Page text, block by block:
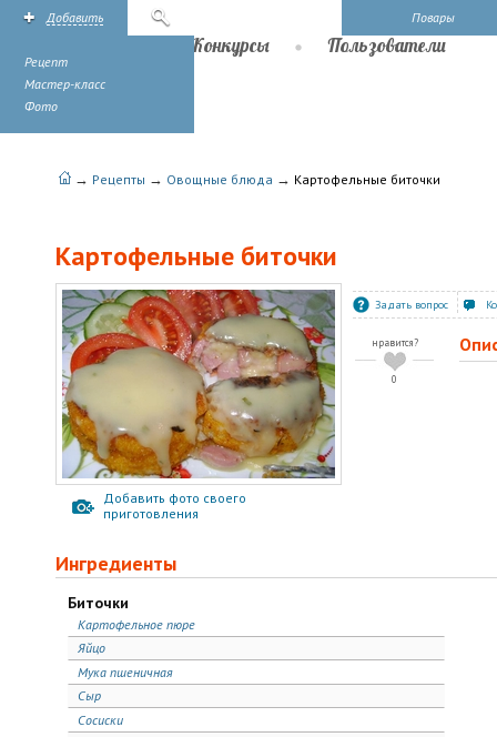
Повары
Добавить
Рецепт
Мастер-класс
Фото
Конкурсы Пользователи
→ Рецепты → Овощные блюда → Картофельные биточки
Картофельные биточки
Добавить фото своего
приготовления
Задать вопрос
нравится?
0
Ингредиенты
Биточки
Картофельное пюре
Яйцо
Мука пшеничная
Сыр
Сосиски